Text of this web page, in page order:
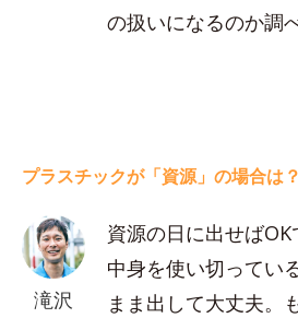
の扱いになるのか調
プラスチックが「資源」の場合は？
滝沢
資源の日に出せばOK
中身を使い切ってい
まま出して大丈夫。